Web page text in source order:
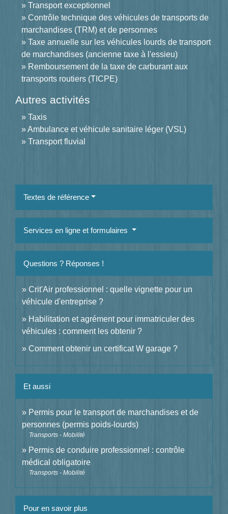
Transport exceptionnel
Contrôle technique des véhicules de transports de
marchandises (TRM) et de personnes
Taxe annuelle sur les véhicules lourds de transport
de marchandises (ancienne taxe à l'essieu)
Remboursement de la taxe de carburant aux
transports routiers (TICPE)
Autres activités
Taxis
Ambulance et véhicule sanitaire léger (VSL)
Transport fluvial
Textes de référence
Services en ligne et formulaires
Questions ? Réponses !
Crit'Air professionnel : quelle vignette pour un
véhicule d'entreprise ?
Habilitation et agrément pour immatriculer des
véhicules : comment les obtenir ?
Comment obtenir un certificat W garage ?
Et aussi
Permis pour le transport de marchandises et de
personnes (permis poids-lourds)
Transports - Mobilité
Permis de conduire professionnel : contrôle
médical obligatoire
Transports - Mobilité
Pour en savoir plus